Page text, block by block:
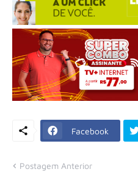
Facebook
Postagem Anterior